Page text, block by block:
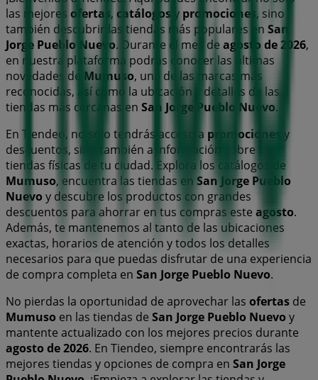
las mejores ofertas, catálogos y promociones , sino
también descubrir las tiendas más populares en San
Jorge Pueblo Nuevo. Durante el mes de agosto de 2026,
en nuestra plataforma podrás conocer las últimas
novedades de Mumuso, una de las marcas más
reconocidas, así como la ubicación y detalles de las
tiendas más cercanas en San Jorge Pueblo Nuevo.
En Tiendeo, no solo tendrás acceso a promociones y
descuentos, sino también a información sobre las
tiendas físicas de tu ciudad. Explora los catálogos de
Mumuso, encuentra las tiendas en San Jorge Pueblo
Nuevo y descubre los productos con grandes
descuentos para ahorrar en tus compras este agosto.
Además, te mantenemos al tanto de las ubicaciones
exactas, horarios de atención y todos los detalles
necesarios para que puedas disfrutar de una experiencia
de compra completa en San Jorge Pueblo Nuevo.
No pierdas la oportunidad de aprovechar las ofertas de
Mumuso en las tiendas de San Jorge Pueblo Nuevo y
mantente actualizado con los mejores precios durante
agosto de 2026. En Tiendeo, siempre encontrarás las
mejores tiendas y opciones de compra en San Jorge